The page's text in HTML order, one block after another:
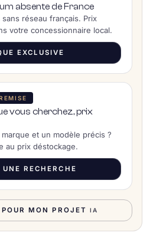
absente de France
réseau français. Prix
votre concessionnaire local.
EXCLUSIVE
vous cherchez, prix
et un modèle précis ?
au prix déstockage.
RECHERCHE
MON PROJET IA